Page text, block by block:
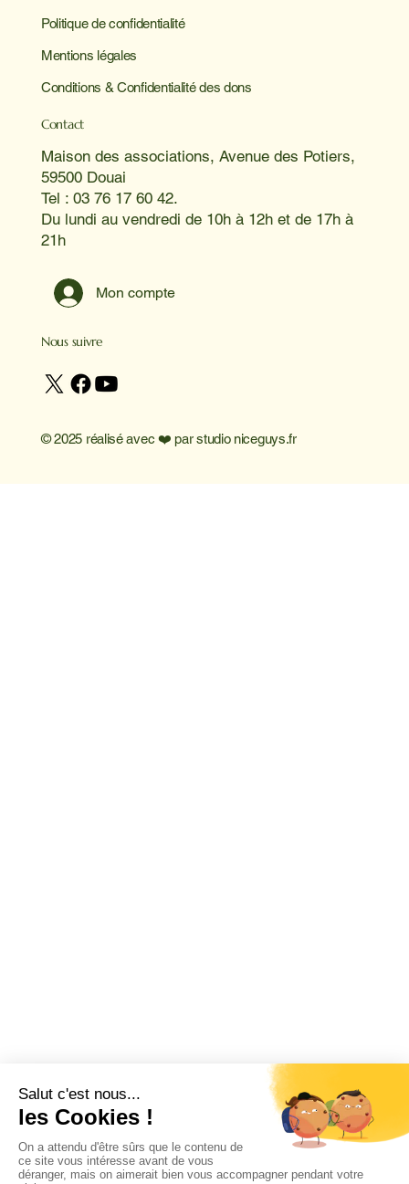
Politique de confidentialité
Mentions légales
Conditions & Confidentialité des dons
Contact
Maison des associations, Avenue des Potiers,
59500 Douai
Tel : 03 76 17 60 42.
Du lundi au vendredi de 10h à 12h et de 17h à
21h
Mon compte
Nous suivre
© 2025 réalisé avec ❤️ parstudio niceguys.fr